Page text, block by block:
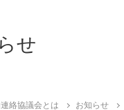
せ
絡協議会とは お知らせ